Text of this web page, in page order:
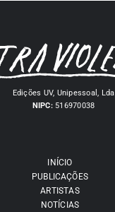
Edições UV, Unipessoal, Lda
NIPC:516970038
INÍCIO
PUBLICAÇÕES
ARTISTAS
NOTÍCIAS